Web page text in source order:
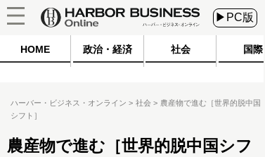
▶PC版
HOME 政治・経済 社会 国際
ハーバー・ビジネス・オンライン 社会
農産物で進む［世界的脱中国
シフト］
農産物で進む［世界的脱中国シフ